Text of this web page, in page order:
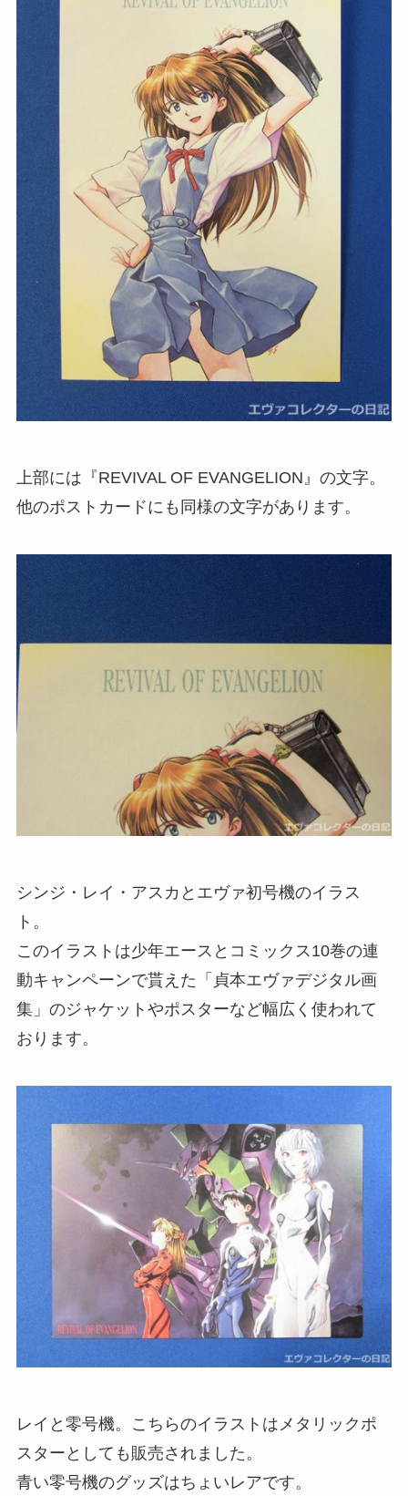
上部には『REVIVAL OF EVANGELION』の文字。
他のポストカードにも同様の文字があります。
シンジ・レイ・アスカとエヴァ初号機のイラス
ト。
このイラストは少年エースとコミックス10巻の連
動キャンペーンで貰えた「貞本エヴァデジタル画
集」のジャケットやポスターなど幅広く使われて
おります。
レイと零号機。こちらのイラストはメタリックポ
スターとしても販売されました。
青い零号機のグッズはちょいレアです。